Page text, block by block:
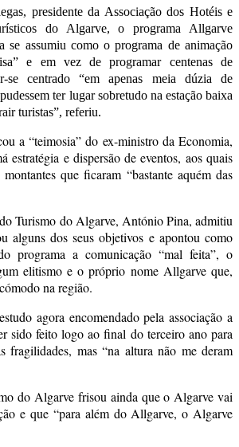
presidente da Associação dos Hotéis e
do Algarve, o programa Allgarve
se assumiu como o programa de animação
e em vez de programar centenas de
se centrado “em apenas meia dúzia de
ter lugar sobretudo na estação baixa
turistas”, referiu.
a “teimosia” do ex-ministro da Economia,
estratégia e dispersão de eventos, aos quais
que ficaram “bastante aquém das
Turismo do Algarve, António Pina, admitiu
alguns dos seus objetivos e apontou como
programa a comunicação “mal feita”, o
elitismo e o próprio nome Allgarve que,
na região.
agora encomendado pela associação a
sido feito logo ao final do terceiro ano para
fragilidades, mas “na altura não me deram
do Algarve frisou ainda que o Algarve vai
e que “para além do Allgarve, o Algarve